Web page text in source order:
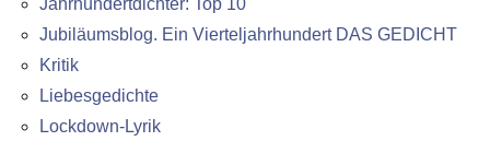
Jubiläumsblog. Ein Vierteljahrhundert DAS GEDICHT
Kritik
Liebesgedichte
Lockdown-Lyrik